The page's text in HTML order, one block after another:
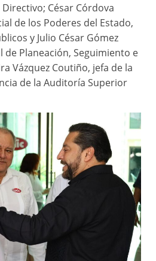
César Córdova
de los Poderes del Estado,
y Julio César Gómez
de Planeación, Seguimiento e
Vázquez Coutiño, jefa de la
de la Auditoría Superior